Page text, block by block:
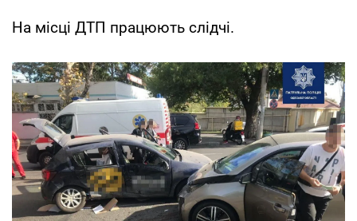
На місці ДТП працюють слідчі.